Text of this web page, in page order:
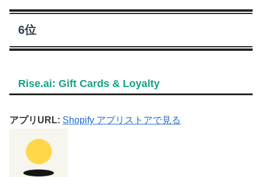
6位
Rise.ai: Gift Cards & Loyalty
アプリURL: Shopify アプリストアで見る